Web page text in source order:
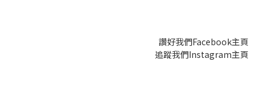
讚好我們Facebook主頁
追蹤我們Instagram主頁